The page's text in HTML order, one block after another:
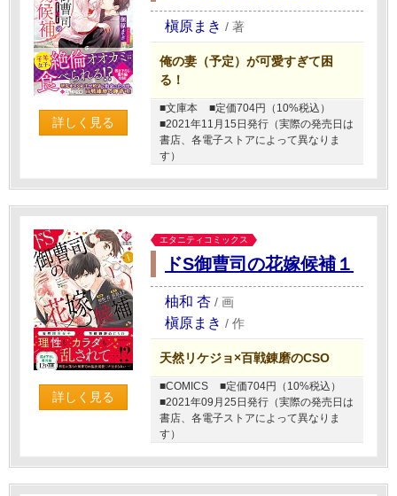
詳しく見る
槇原まき / 著
俺の妻（予定）が可愛すぎて困
る！
■文庫本
■定価704円（10%税込）
■2021年11月15日発行（実際の発売日は
書店、各電子ストアによって異なりま
す）
詳しく見る
エタニティコミックス
ドS御曹司の花嫁候補１
柚和 杏 / 画
槇原まき / 作
天然リケジョ×百戦錬磨のCSO
■COMICS
■定価704円（10%税込）
■2021年09月25日発行（実際の発売日は
書店、各電子ストアによって異なりま
す）